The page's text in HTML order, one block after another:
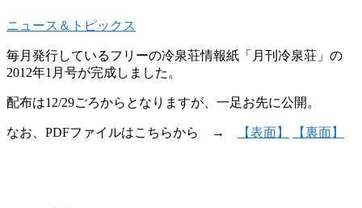
ニュース＆トピックス
毎月発行しているフリーの冷泉荘情報紙「月刊冷泉荘」の
2012年1月号が完成しました。
配布は12/29ごろからとなりますが、一足お先に公開。
なお、PDFファイルはこちらから → 【表面】 【裏面】